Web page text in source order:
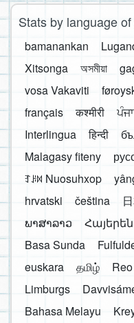
Stats by language
bamanankan
Xitsonga
অসমীয়া
vosa Vakaviti
français
कश्मीरी
Interlingua
हिन्दी
Malagasy fiteny
ꆈꌠ꒿ Nuosuhxop
hrvatski
čeština
ພາສາລາວ
Հայերեն
Basa Sunda
euskara
தமிழ்
Limburgs
Bahasa Melayu